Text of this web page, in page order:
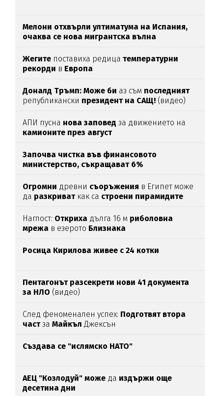
Мелони отхвърли ултиматума на Испания,
очаква се нова мигрантска вълна
Жегите поставиха редицатемпературни
рекорди в Европа
Доналд Тръмп: Може би аз съм последният
републикански президент на САЩ! (видео)
АПИ пусна нова заповед за движението на
камионите през август
Започва чистка във финансовото
министерство, съкращават 6%
Огромни древни съоръжения в Египет може
да разкриваткак са строени пирамидите
Наглост: Откриха дълга 16 м риболовна
мрежа в езерото Близнака
Росица Кирилова живее с 24 котки
Пентагонът разсекрети нови 41 документа
за НЛО (видео)
След феноменален успех: Подготвят втора
частза Майкъл Джексън
Създава се "ислямско НАТО"
АЕЦ "Козлодуй" може да издържи още
десетина дни